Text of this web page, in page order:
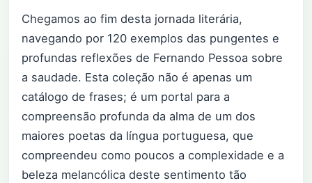
Chegamos ao fim desta jornada literária,
navegando por 120 exemplos das pungentes e
profundas reflexões de Fernando Pessoa sobre
a saudade. Esta coleção não é apenas um
catálogo de frases; é um portal para a
compreensão profunda da alma de um dos
maiores poetas da língua portuguesa, que
compreendeu como poucos a complexidade e a
beleza melancólica deste sentimento tão